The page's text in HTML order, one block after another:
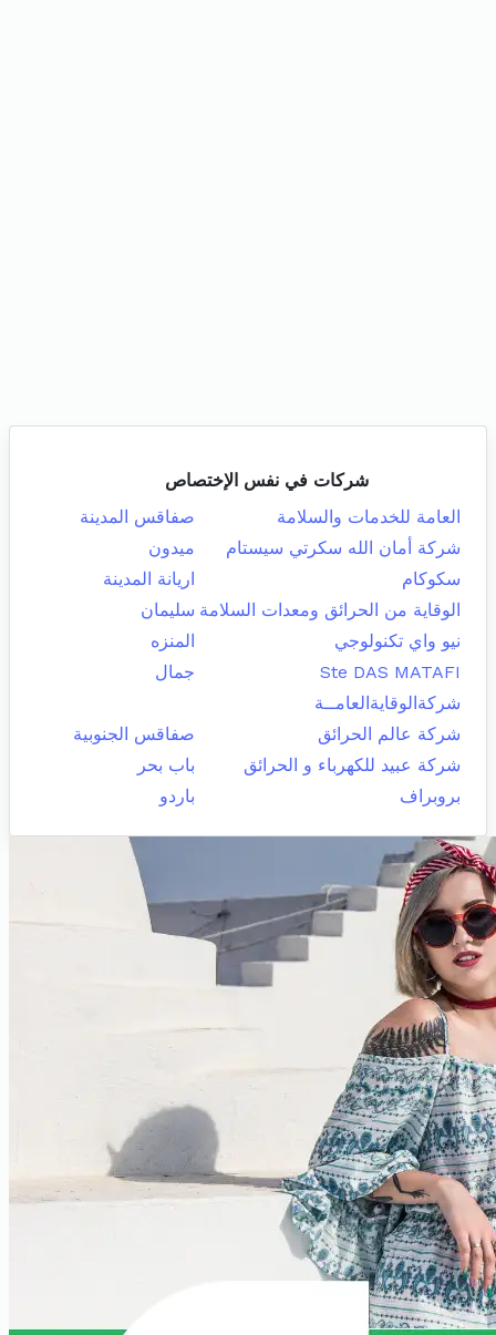
شركات في نفس الإختصاص
العامة للخدمات والسلامة
صفاقس المدينة
شركة أمان الله سكرتي سيستام
ميدون
سكوكام
اريانة المدينة
الوقاية من الحرائق ومعدات السلامة سليمان
نيو واي تكنولوجي
المنزه
Ste DAS MATAFI
جمال
شركةالوقايةالعامــة
شركة عالم الحرائق
صفاقس الجنوبية
شركة عبيد للكهرباء و الحرائق
باب بحر
بروبراف
باردو